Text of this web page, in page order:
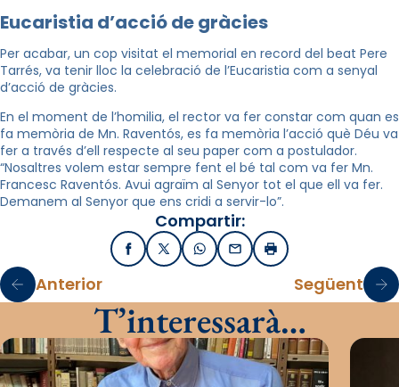
Eucaristia d’acció de gràcies
Per acabar, un cop visitat el memorial en record del beat Pere
Tarrés, va tenir lloc la celebració de l’Eucaristia com a senyal
d’acció de gràcies.
En el moment de l’homilia, el rector va fer constar com quan es
fa memòria de Mn. Raventós, es fa memòria l’acció què Déu va
fer a través d’ell respecte al seu paper com a postulador.
“Nosaltres volem estar sempre fent el bé tal com va fer Mn.
Francesc Raventós. Avui agraïm al Senyor tot el que ell va fer.
Demanem al Senyor que ens cridi a servir-lo”.
Compartir:
FacebookX / TwitterWhatsApp
EmailImprimir
Anterior Següent
T’interessarà…